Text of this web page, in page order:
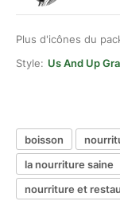
Plus d'icônes du
Style: Us And Up
boisson
la nourriture saine
nourriture et